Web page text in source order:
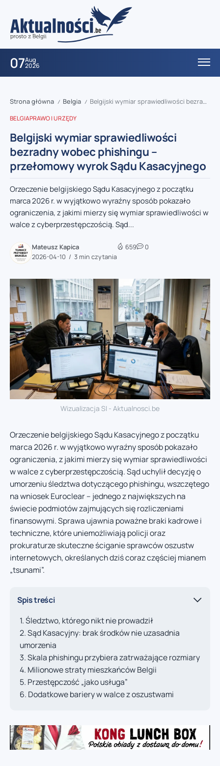
07Aug
2026
Strona główna / Belgia / Belgijski wymiar sprawiedliwości bezradny wobec phishingu – przełomowy wyrok Sądu Kasacyjnego
BELGIAPRAWO I URZĘDY
Belgijski wymiar sprawiedliwości
bezradny wobec phishingu –
przełomowy wyrok Sądu Kasacyjnego
Orzeczenie belgijskiego Sądu Kasacyjnego z początku
marca 2026 r. w wyjątkowo wyraźny sposób pokazało
ograniczenia, z jakimi mierzy się wymiar sprawiedliwości w
walce z cyberprzestępczością. Sąd...
Mateusz Kapica
2026-04-10
3 min czytania
659 0
Wizualizacja SI - Aktualnosci.be
Orzeczenie belgijskiego Sądu Kasacyjnego z początku
marca 2026 r. w wyjątkowo wyraźny sposób pokazało
ograniczenia, z jakimi mierzy się wymiar sprawiedliwości
w walce z cyberprzestępczością. Sąd uchylił decyzję o
umorzeniu śledztwa dotyczącego phishingu, wszczętego
na wniosek Euroclear – jednego z największych na
świecie podmiotów zajmujących się rozliczeniami
finansowymi. Sprawa ujawnia poważne braki kadrowe i
techniczne, które uniemożliwiają policji oraz
prokuraturze skuteczne ściganie sprawców oszustw
internetowych, określanych dziś coraz częściej mianem
„tsunami”.
Spis treści
Śledztwo, którego nikt nie prowadził
Sąd Kasacyjny: brak środków nie uzasadnia
umorzenia
Skala phishingu przybiera zatrważające rozmiary
Milionowe straty mieszkańców Belgii
Przestępczość „jako usługa”
Dodatkowe bariery w walce z oszustwami